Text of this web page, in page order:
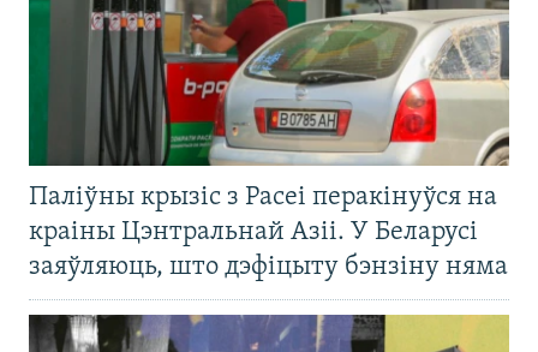
Паліўны крызіс з Расеі перакінуўся на
краіны Цэнтральнай Азіі. У Беларусі
заяўляюць, што дэфіцыту бэнзіну няма